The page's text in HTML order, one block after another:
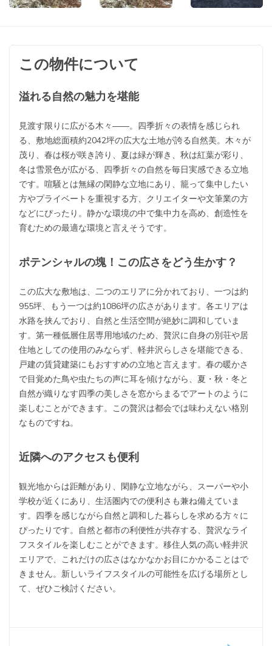
この物件について
溢れる自然の魅力を堪能
見渡す限りに広がる木々――。四季折々の表情を感じられ
る、敷地総面積約2042坪の広大な土地が誇る自然美。木々が
茂り、春は桜が咲き誇り、夏は緑が輝き、秋は紅葉が彩り、
冬は雪景色が広がる、四季折々の自然を毎日実感できる立地
です。喧騒とは無縁の閑静な立地にあり、籠って集中したい
方やプライベートを重視する方、クリエイターや文筆業の方
などにぴったり。静かな環境の中で集中力を高め、創造性を
育むための最適な環境と言えそうです。
ポテンシャルの塊！この広さをどう生かす？
この広大な敷地は、二つのエリアに分かれており、一つは約
955坪、もう一つは約1086坪の広さがあります。各エリアは
水路を挟んでおり、自然と生活空間が絶妙に調和していま
す。第一種低層住居専用地域のため、贅沢に自身の別荘や居
住地としての使用のみならず、軽井沢らしさを堪能できる、
戸建の賃貸建築にもおすすめの立地と言えます。春の暖かさ
で目覚めた鳥や虫たちの声に耳を傾けながら、夏・秋・冬と
自然が織りなす四季の美しさを窓からまるでアートのように
楽しむことができます。この贅沢は都会では味わえない格別
なものですね。
近隣へのアクセスも便利
観光地からは距離があり、閑静な立地ながら、スーパーや小
学校が近くにあり、生活圏内での便利さも兼ね備えていま
す。四季を感じながら自然と調和した暮らしを求める方々に
ぴったりです。自然と都市の利便性が共存する、贅沢なライ
フスタイルを楽しむことができます。移住人気の高い軽井沢
エリアで、これだけの広さはなかなかお目にかかることはで
きません。新しいライフスタイルの可能性を広げる場所とし
て、ぜひご検討ください。